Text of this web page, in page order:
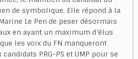
de symbolique. Elle répond à la
Le Pen de peser désormais
en ayant un maximum d’élus
les voix du FN manqueront
PRG-PS et UMP pour se